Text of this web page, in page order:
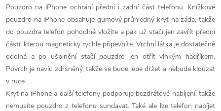
Pouzdro na iPhone ochrání přední i zadní část telefonu. Knížkové
pouzdro na iPhone obsahuje gumový průhledný kryt na záda, takže
do pouzdra telefon pohodlně vložíte a pak už stačí jen zavřít přední
částí, kterou magneticky rychle připevníte. Vrchní látka je dostatečně
odolná a po ušpinění stačí pouzdro jen otřít vlhkým hadříkem.
Povrch je navíc zdrsněný, takže se bude lépe držet a nebude klouzat
v ruce.
Kryt na iPhone a další telefony podporuje bezdrátové nabíjení, takže
nemusíte pouzdro z telefonu sundavat. Také ale lze telefon nabíjet